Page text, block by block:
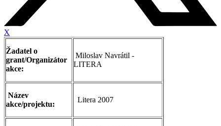
X
Žadatel o
grant/Organizátor
akce:
Miloslav Navrátil -
LITERA
Název
akce/projektu:
Litera 2007